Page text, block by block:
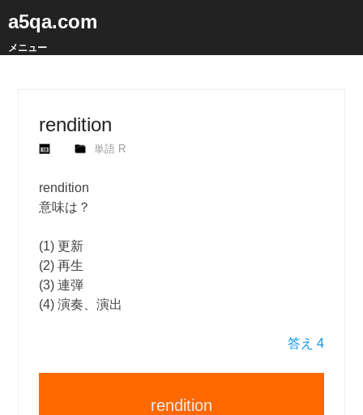
a5qa.com
メニュー
rendition
単語 R
rendition
意味は？
(1) 更新
(2) 再生
(3) 連弾
(4) 演奏、演出
答え 4
rendition